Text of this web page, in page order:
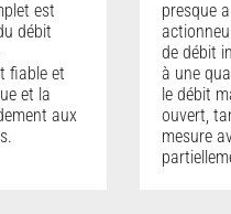
est
débit
fiable et
et la
aux
presque
de débit
à une
le débit
ouvert,
mesure